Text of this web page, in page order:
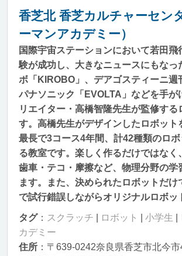
香芝北 香芝カルチャーセン
ーマンアカデミー）
国際宇宙ステーションにおいて若田飛
験が成功し、大きなニュースにもなっ
ボ「KIROBO」、デアゴスティーニ週
パナソニック「EVOLTA」などを手が
リエイター・高橋智隆先生が監修する
す。高橋先生がデザインしたロボット
最長で3コース4年間、計42種類のロ
る教室です。楽しく作るだけではなく
歯車・テコ・摩擦など、物理分野の学
ます。また、決められたロボットだけ
で試行錯誤しながらオリジナルロボッ
タグ： スクラッチ ロボット 小学生
カデミー
住所 ：〒639-0242奈良県香芝市北今